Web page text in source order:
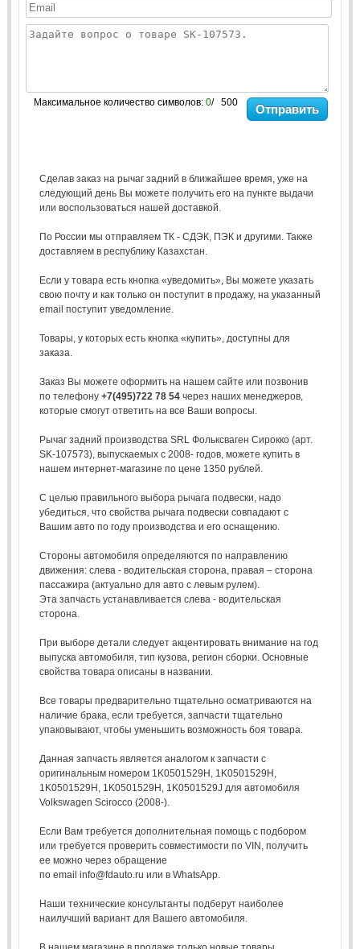
Максимальное количество символов: 0/ 500 Отправить
Сделав заказ на рычаг задний в ближайшее время, уже на
следующий день Вы можете получить его на пункте выдачи
или воспользоваться нашей доставкой.
По России мы отправляем ТК - СДЭК, ПЭК и другими. Также
доставляем в республику Казахстан.
Если у товара есть кнопка «уведомить», Вы можете указать
свою почту и как только он поступит в продажу, на указанный
email поступит уведомление.
Товары, у которых есть кнопка «купить», доступны для
заказа.
Заказ Вы можете оформить на нашем сайте или позвонив
по телефону +7(495)722 78 54через наших менеджеров,
которые смогут ответить на все Ваши вопросы.
Рычаг задний производства SRL Фольксваген Сирокко (арт.
SK-107573), выпускаемых с 2008- годов, можете купить в
нашем интернет-магазине по цене 1350 рублей.
С целью правильного выбора рычага подвески, надо
убедиться, что свойства рычага подвески совпадают с
Вашим авто по году производства и его оснащению.
Стороны автомобиля определяются по направлению
движения: слева - водительская сторона, правая – сторона
пассажира (актуально для авто с левым рулем).
Эта запчасть устанавливается слева - водительская
сторона.
При выборе детали следует акцентировать внимание на год
выпуска автомобиля, тип кузова, регион сборки. Основные
свойства товара описаны в названии.
Все товары предварительно тщательно осматриваются на
наличие брака, если требуется, запчасти тщательно
упаковывают, чтобы уменьшить возможность боя товара.
Данная запчасть является аналогом к запчасти с
оригинальным номером 1K0501529H, 1K0501529H,
1K0501529H, 1K0501529H, 1K0501529J для автомобиля
Volkswagen Scirocco (2008-).
Если Вам требуется дополнительная помощь с подбором
или требуется проверить совместимости по VIN, получить
ее можно через обращение
по email info@fdauto.ru или в WhatsApp.
Наши технические консультанты подберут наиболее
наилучший вариант для Вашего автомобиля.